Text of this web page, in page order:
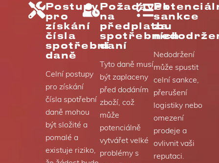
Postupy
pro
získání
čísla
spotřební
daně
Celní postupy
pro získání
čísla spotřební
daně mohou
být složité a
pomalé a
existuje riziko,
Požadavek
na
předplatbu
spotřebních
daní
Tyto daně musí
být zaplaceny
před dodáním
zboží, což
může
potenciálně
vytvářet velké
problémy s
sankce
za
Nedodržení
může spustit
celní sankce,
přerušení
logistiky nebo
omezení
prodeje a
ovlivnit vaši
reputaci.